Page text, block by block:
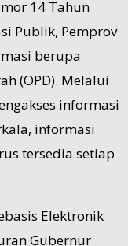
14 Tahun
Publik, Pemprov
berupa
(OPD). Melalui
informasi
informasi
tersedia setiap
Elektronik
Gubernur